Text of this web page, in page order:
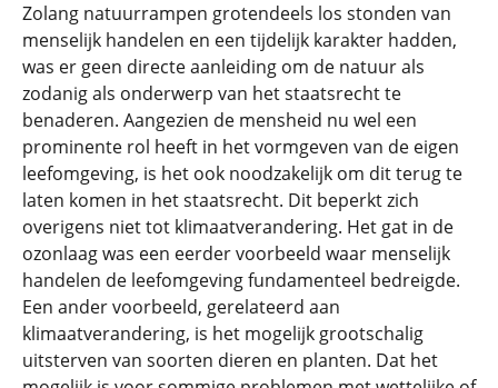
Zolang natuurrampen grotendeels los stonden van
menselijk handelen en een tijdelijk karakter hadden,
was er geen directe aanleiding om de natuur als
zodanig als onderwerp van het staatsrecht te
benaderen. Aangezien de mensheid nu wel een
prominente rol heeft in het vormgeven van de eigen
leefomgeving, is het ook noodzakelijk om dit terug te
laten komen in het staatsrecht. Dit beperkt zich
overigens niet tot klimaatverandering. Het gat in de
ozonlaag was een eerder voorbeeld waar menselijk
handelen de leefomgeving fundamenteel bedreigde.
Een ander voorbeeld, gerelateerd aan
klimaatverandering, is het mogelijk grootschalig
uitsterven van soorten dieren en planten. Dat het